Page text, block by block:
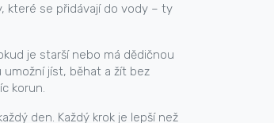
které se přidávají do vody – ty
je starší nebo má dědičnou
jíst, běhat a žít bez
korun.
den. Každý krok je lepší než